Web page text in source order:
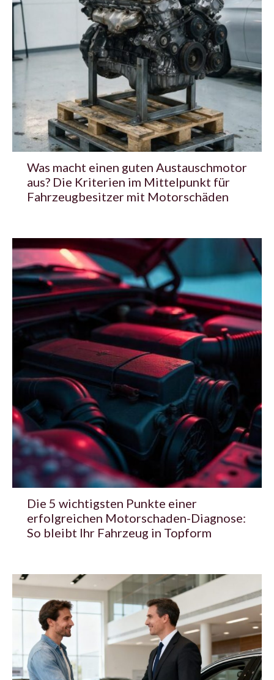
Was macht einen guten Austauschmotor
aus? Die Kriterien im Mittelpunkt für
Fahrzeugbesitzer mit Motorschäden
Die 5 wichtigsten Punkte einer
erfolgreichen Motorschaden-Diagnose:
So bleibt Ihr Fahrzeug in Topform